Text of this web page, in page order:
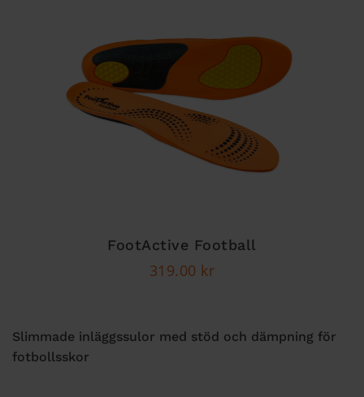
FootActive Football
319.00 kr
Slimmade inläggssulor med stöd och dämpning för
fotbollsskor